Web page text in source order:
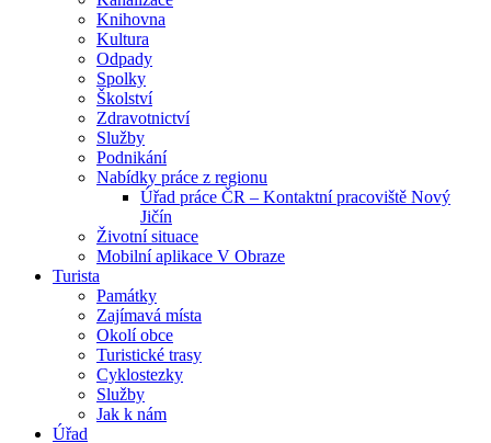
Knihovna
Kultura
Odpady
Spolky
Školství
Zdravotnictví
Služby
Podnikání
Nabídky práce z regionu
Úřad práce ČR – Kontaktní pracoviště Nový
Jičín
Životní situace
Mobilní aplikace V Obraze
Turista
Památky
Zajímavá místa
Okolí obce
Turistické trasy
Cyklostezky
Služby
Jak k nám
Úřad